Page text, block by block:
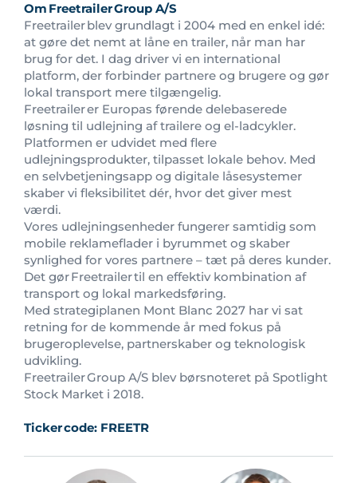
Om FreetrailerGroup A/S
Freetrailer blev grundlagt i 2004 med en enkel idé:
at gøre det nemt at låne en trailer, når man har
brug for det. I dag driver vi en international
platform, der forbinder partnere og brugere og gør
lokal transport mere tilgængelig.
Freetrailer er Europas førende delebaserede
løsning til udlejning af trailere og el-ladcykler.
Platformen er udvidet med flere
udlejningsprodukter, tilpasset lokale behov. Med
en selvbetjeningsapp og digitale låsesystemer
skaber vi fleksibilitet dér, hvor det giver mest
værdi.
Vores udlejningsenheder fungerer samtidig som
mobile reklameflader i byrummet og skaber
synlighed for vores partnere – tæt på deres kunder.
Det gør Freetrailer til en effektiv kombination af
transport og lokal markedsføring.
Med strategiplanen Mont Blanc 2027 har vi sat
retning for de kommende år med fokus på
brugeroplevelse, partnerskaber og teknologisk
udvikling.
Freetrailer Group A/S blev børsnoteret på Spotlight
Stock Market i 2018.
Tickercode: FREETR